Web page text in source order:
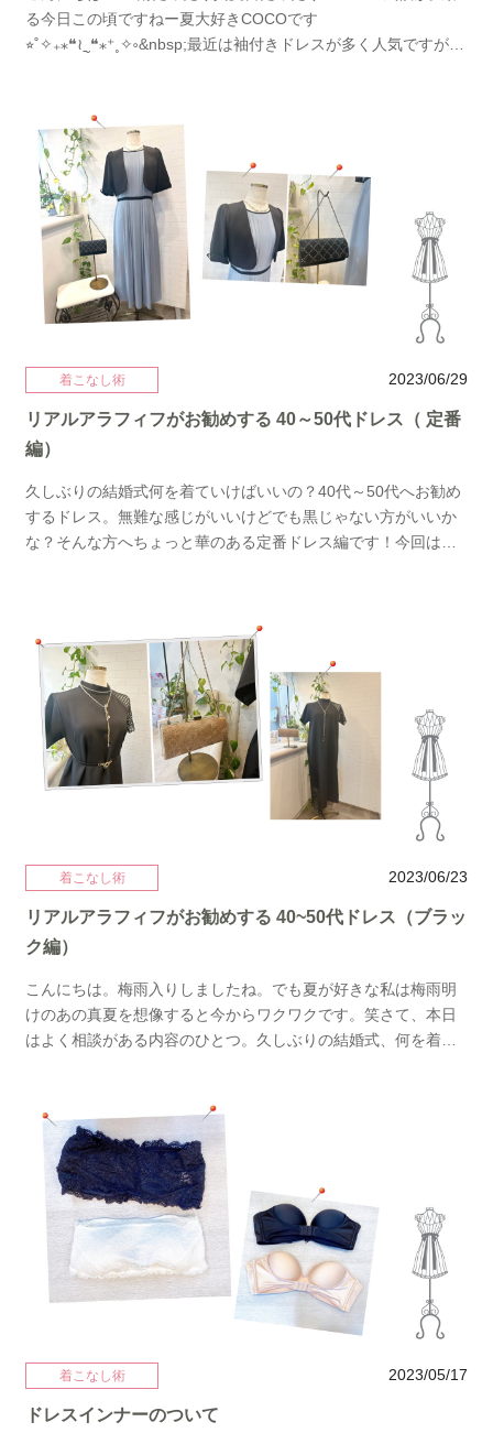
コクーンドレスは袖が更にパフスリーブになっています。デコ
ルテも透けないので下着の心配がありません。Aラインドレスと
同じくレースアップドレスなのでウエストは体型に合わせられ
す。カバーしつつ上品に華やかに着れるのがうれしいですよ
ね。結婚式ドレス、各種パーティドレス謝恩会ドレス、フォー
マルパーティどのシーンでもご着用いただけるオケージョンド
レスです。是非ご検討ください♡
る今日この頃ですねー夏大好きCOCOです
⭐︎˚✧₊⁎❝≀ˍ̮ ❝⁎⁺˳✧༚&nbsp;最近は袖付きドレスが多く人気ですが、
レスが‥会場に着いたら汗が‥なんて事も‥キャー&nbsp;当店
にも袖付きドレスは多数有り人気ですが皆さま夏本番を前にこ
んなカラフル夏ドレスはいかがでしょうか♪ 合わせるボレロや
ストールで雰囲気が変わりカラフルな合わせも可愛かったり
♪&nbsp;お袖周りの風通しがいいので涼しいですよ〜&nbsp;当
店の新着カラフルドレス&nbsp;ぜひお試しあれ˚✧₊⁎❝≀ˍ̮ ❝⁎⁺˳✧༚
↑↑Grace Continantalのドレス＋ピンクのラメストール ↑↑Grace
Continentalのドレス＋シルバーラメのストール ↑↑Grace Class
のドレス＋ボレロ→→写真中央のGrace Classのラベンダードレ
着こなし術 2023/06/29
リアルアラフィフがお勧めする 40～50代ドレス（ 定番
編）
久しぶりの結婚式何を着ていけばいいの？40代～50代へお勧め
するドレス。無難な感じがいいけどでも黒じゃない方がいいか
な？そんな方へちょっと華のある定番ドレス編です！今回は季
品。なによりレースアップドレスなのでついつい食べ過ぎてし
まっても緩めることができる優れもの。 今回は涼し気に明るい
お色のノーカラージャケットにシンプルながらもパールの大き
さが異なり存在感のあるネックレスバッグはシャンパンベージ
ュにパールやラインストーンで華やかに装飾されたものをチョ
イス。小物で華やかにしてお顔のお色をワントーンアップさせ
ます。 次にご紹介するドレスはもう少し明るめに水色のドレス
をご紹介。こちらのドレスはダマスク柄のようなデザインが入
っていて華やか度が更にアップします。先程のドレス同様レー
スアップドレスです。明るいお色味が見ている方も涼しくなる
そんなドレス。 可愛くなりすぎないようにでも重くならないよ
うに光沢のあるネイビーのボレロとネイビーのバッグをチョイ
ス。ネックレスはパールとスワロフスキーのデザインで輝き
れていない。そんなコーディネートです。最後にご紹介するド
レスははっきりしたお色が苦手な方にグレイッシュブルーのド
レス。全体をぼやかすお色なので気になるシミやくま等を誤魔
かもしれないドレスを誰でも着こなす為にブラックの小物をチ
ョイス。はっきりしたお色がプラスされてぼやける感じもカバ
ーされます。 どちらのタイプにも似合わせる為マットな素材を
合わせてます。小粒のパールネックレスで清楚な雰囲気に。い
かがでしたでしょうか。今回も3着ご紹介させて頂きました。誰
にも何も言われない/痛くならない定番ででも明るいドレス是非
チャレンジしてみて下さい。JENNYでした。
着こなし術 2023/06/23
リアルアラフィフがお勧めする 40~50代ドレス（ブラッ
ク編）
こんにちは。梅雨入りしましたね。でも夏が好きな私は梅雨明
けのあの真夏を想像すると今からワクワクです。笑さて、本日
はよく相談がある内容のひとつ。久しぶりの結婚式、何を着て
に来たけれどもう冒険はできない冒険をして痛い目で見られた
くない体型はできるだけカバーしたいでも今時感は出したい。
そのお悩み解決しましょう！！！今回はブラック編です。まず
はこちらの"I"ラインのレースドレスセミタイトなシルエットが
大人な女性にぴったり。カッコよさの中に柔らかさがありま
ースなので影が出来て細見えします。インナーのシャンパンゴ
ールドが華やかさを出してくれるので暗くならずに着こなせま
す。タイトすぎないシルエットがお腹周りも気になりにくくで
もウエストマークがされているので全体的にすっきり見えま
す。ネックレスやバッグで明るさを出すのがおすすめ。 今時ポ
イント→レース素材の袖有ドレス次にご紹介するドレスは異色
素材のプリーツドレス。インポートドレスでおしゃれ感があり
着こなし術 2023/05/17
ドレスインナーのついて